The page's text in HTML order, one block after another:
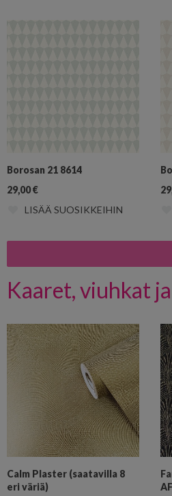
Borosan 21 8614
29,00€
LISÄÄ SUOSIKKEIHIN
Kaaret, viuhkat
Calm Plaster (saatavilla 8
eri väriä)